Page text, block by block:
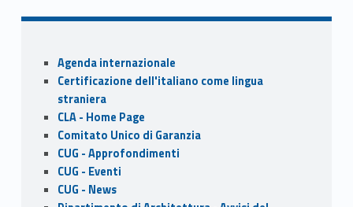
b
o
o
k
d
o
n
l e
Sidebar
Agenda internazionale
Certificazione dell'italiano come lingua
straniera
CLA - Home Page
Comitato Unico di Garanzia
CUG - Approfondimenti
CUG - Eventi
CUG - News